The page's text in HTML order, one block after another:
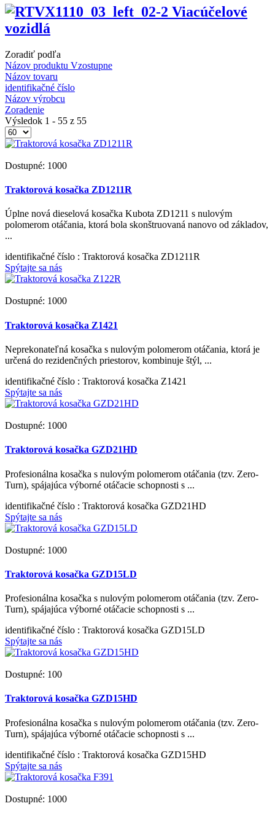
Viacúčelové
vozidlá
Zoradiť podľa
Názov produktu Vzostupne
Názov tovaru
identifikačné číslo
Názov výrobcu
Zoradenie
Výsledok 1 - 55 z 55
Dostupné: 1000
Traktorová kosačka ZD1211R
Úplne nová dieselová kosačka Kubota ZD1211 s nulovým
polomerom otáčania, ktorá bola skonštruovaná nanovo od základov,
...
identifikačné číslo : Traktorová kosačka ZD1211R
Spýtajte sa nás
Dostupné: 1000
Traktorová kosačka Z1421
Neprekonateľná kosačka s nulovým polomerom otáčania, ktorá je
určená do rezidenčných priestorov, kombinuje štýl, ...
identifikačné číslo : Traktorová kosačka Z1421
Spýtajte sa nás
Dostupné: 1000
Traktorová kosačka GZD21HD
Profesionálna kosačka s nulovým polomerom otáčania (tzv. Zero-
Turn), spájajúca výborné otáčacie schopnosti s ...
identifikačné číslo : Traktorová kosačka GZD21HD
Spýtajte sa nás
Dostupné: 1000
Traktorová kosačka GZD15LD
Profesionálna kosačka s nulovým polomerom otáčania (tzv. Zero-
Turn), spájajúca výborné otáčacie schopnosti s ...
identifikačné číslo : Traktorová kosačka GZD15LD
Spýtajte sa nás
Dostupné: 100
Traktorová kosačka GZD15HD
Profesionálna kosačka s nulovým polomerom otáčania (tzv. Zero-
Turn), spájajúca výborné otáčacie schopnosti s ...
identifikačné číslo : Traktorová kosačka GZD15HD
Spýtajte sa nás
Dostupné: 1000